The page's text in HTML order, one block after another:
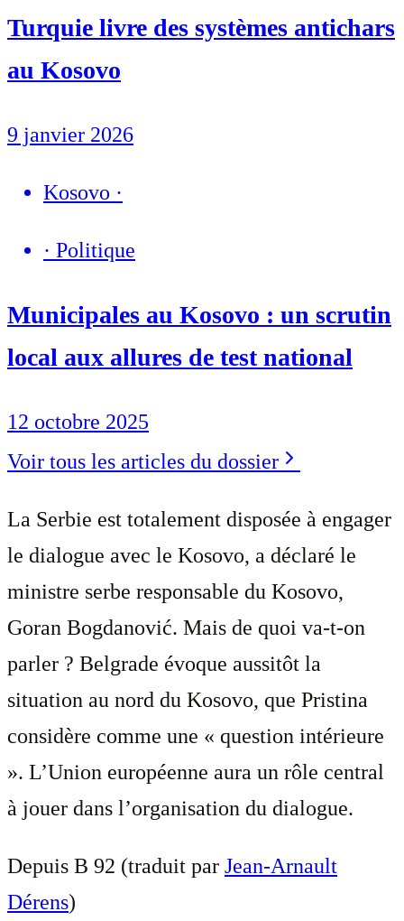
Turquie livre des systèmes antichars
au Kosovo
9 janvier 2026
Kosovo ·
· Politique
Municipales au Kosovo : un scrutin
local aux allures de test national
12 octobre 2025
Voir tous les articles du dossier
La Serbie est totalement disposée à engager
le dialogue avec le Kosovo, a déclaré le
ministre serbe responsable du Kosovo,
Goran Bogdanović. Mais de quoi va-t-on
parler ? Belgrade évoque aussitôt la
situation au nord du Kosovo, que Pristina
considère comme une « question intérieure
». L’Union européenne aura un rôle central
à jouer dans l’organisation du dialogue.
Depuis B 92 (traduit par Jean-Arnault
Dérens)